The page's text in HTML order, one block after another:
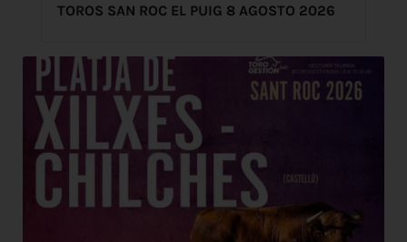
TOROS SAN ROC EL PUIG 8 AGOSTO 2026